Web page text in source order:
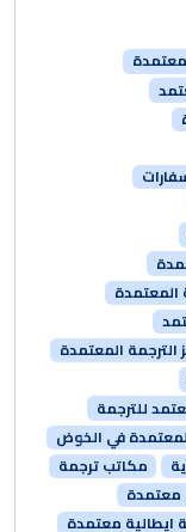
المعتمدة
الترجمة المعتمدة
للترجمة
في الخوض
مكاتب ترجمة
معتمدة
ايطالية معتمدة